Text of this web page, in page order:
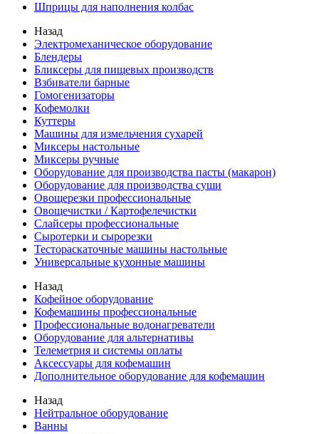
Шприцы для наполнения колбас
Назад
Электромеханическое оборудование
Блендеры
Бликсеры для пищевых производств
Взбиватели барные
Гомогенизаторы
Кофемолки
Куттеры
Машины для измельчения сухарей
Миксеры настольные
Миксеры ручные
Оборудование для производства пасты (макарон)
Оборудование для производства суши
Овощерезки профессиональные
Овощечистки / Картофелечистки
Слайсеры профессиональные
Сыротерки и сырорезки
Тестораскаточные машины настольные
Универсальные кухонные машины
Назад
Кофейное оборудование
Кофемашины профессиональные
Профессиональные водонагреватели
Оборудование для альтернативы
Телеметрия и системы оплаты
Аксессуары для кофемашин
Дополнительное оборудование для кофемашин
Назад
Нейтральное оборудование
Ванны